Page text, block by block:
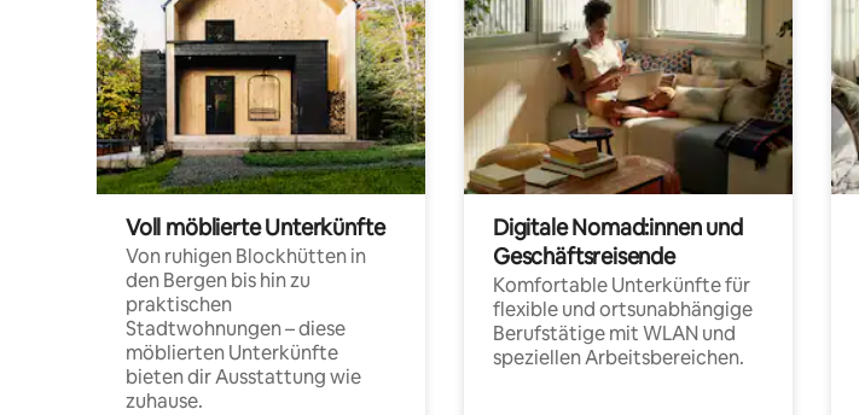
Voll möblierte Unterkünfte
Von ruhigen Blockhütten in
den Bergen bis hin zu
praktischen
Stadtwohnungen – diese
möblierten Unterkünfte
bieten dir Ausstattung wie
zuhause.
Digitale Nomad:innen und
Geschäftsreisende
Komfortable Unterkünfte für
flexible und ortsunabhängige
Berufstätige mit WLAN und
speziellen Arbeitsbereichen.